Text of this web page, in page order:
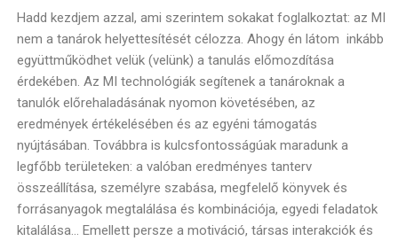
Hadd kezdjem azzal, ami szerintem sokakat foglalkoztat: az MI
nem a tanárok helyettesítését célozza. Ahogy én látom inkább
együttműködhet velük (velünk) a tanulás előmozdítása
érdekében. Az MI technológiák segítenek a tanároknak a
tanulók előrehaladásának nyomon követésében, az
eredmények értékelésében és az egyéni támogatás
nyújtásában. Továbbra is kulcsfontosságúak maradunk a
legfőbb területeken: a valóban eredményes tanterv
összeállítása, személyre szabása, megfelelő könyvek és
forrásanyagok megtalálása és kombinációja, egyedi feladatok
kitalálása… Emellett persze a motiváció, társas interakciók és